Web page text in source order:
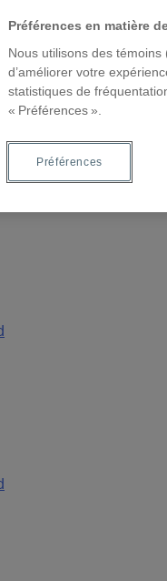
Préférences en matière
Nous utilisons des
d’améliorer votre
statistiques de
« Préférences ».
Préférences